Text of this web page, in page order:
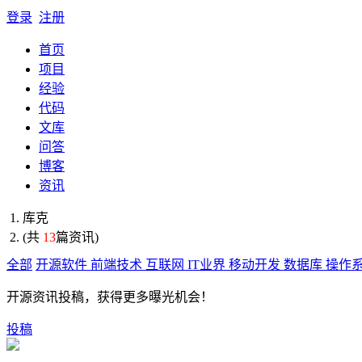
登录 注册
首页
项目
经验
代码
文库
问答
博客
资讯
库克
(共 13篇资讯)
全部 开源软件 前端技术 互联网 IT业界 移动开发 数据库 操作
开源资讯投稿，获得更多曝光机会！
投稿